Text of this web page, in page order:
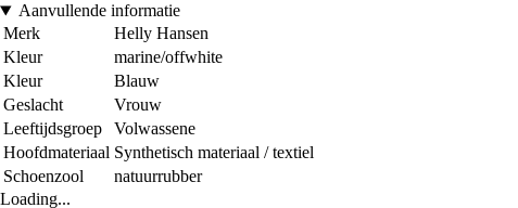
Aanvullende informatie
Merk
Helly Hansen
Kleur
marine/offwhite
Kleur
Blauw
Geslacht
Vrouw
Leeftijdsgroep
Volwassene
Hoofdmateriaal Synthetisch materiaal / textiel
Schoenzool
natuurrubber
Loading...